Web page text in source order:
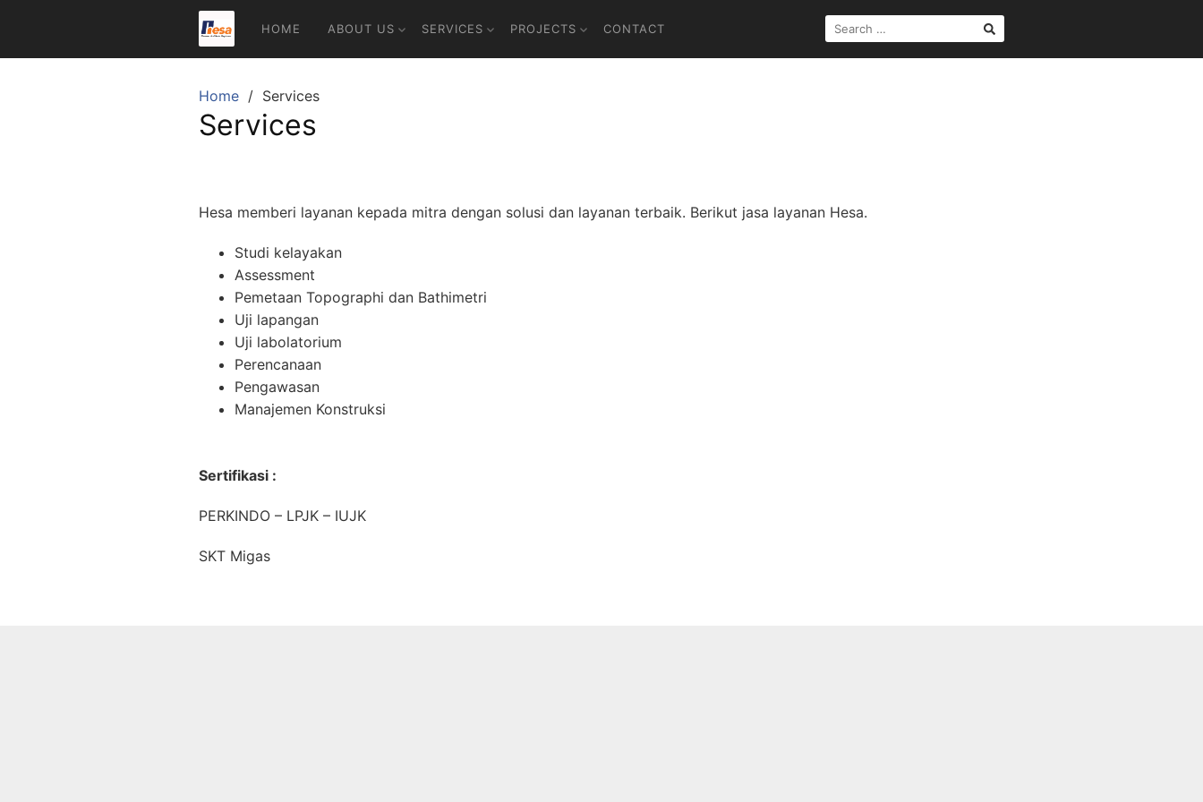
content
HOME ABOUT US SERVICES PROJECTS CONTACT
SEARCH
FOR:
Home Services
Services
Hesa memberi layanan kepada mitra dengan solusi dan layanan terbaik. Berikut jasa layanan Hesa.
Studi kelayakan
Assessment
Pemetaan Topographi dan Bathimetri
Uji lapangan
Uji labolatorium
Perencanaan
Pengawasan
Manajemen Konstruksi
Sertifikasi :
PERKINDO – LPJK – IUJK
SKT Migas